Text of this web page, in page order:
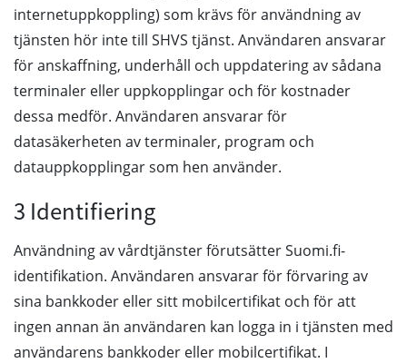
internetuppkoppling) som krävs för användning av
tjänsten hör inte till SHVS tjänst. Användaren ansvarar
för anskaffning, underhåll och uppdatering av sådana
terminaler eller uppkopplingar och för kostnader
dessa medför. Användaren ansvarar för
datasäkerheten av terminaler, program och
datauppkopplingar som hen använder.
3 Identifiering
Användning av vårdtjänster förutsätter Suomi.fi-
identifikation. Användaren ansvarar för förvaring av
sina bankkoder eller sitt mobilcertifikat och för att
ingen annan än användaren kan logga in i tjänsten med
användarens bankkoder eller mobilcertifikat. I